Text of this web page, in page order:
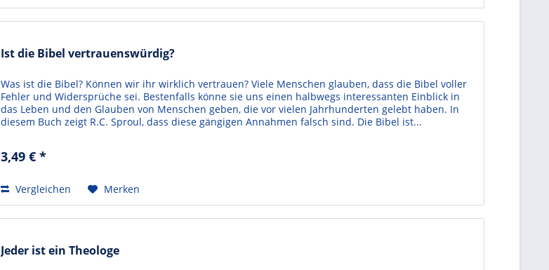
Ist die Bibel vertrauenswürdig?
Was ist die Bibel? Können wir ihr wirklich vertrauen? Viele Menschen glauben, dass die Bibel voller
Fehler und Widersprüche sei. Bestenfalls könne sie uns einen halbwegs interessanten Einblick in
das Leben und den Glauben von Menschen geben, die vor vielen Jahrhunderten gelebt haben. In
diesem Buch zeigt R.C. Sproul, dass diese gängigen Annahmen falsch sind. Die Bibel ist...
3,49 € *
Vergleichen Merken
Jeder ist ein Theologe